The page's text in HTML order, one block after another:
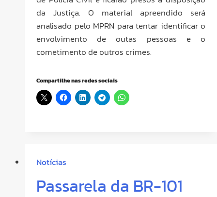
da Justiça. O material apreendido será
analisado pelo MPRN para tentar identificar o
envolvimento de outas pessoas e o
cometimento de outros crimes.
Compartilhe nas redes sociais
Notícias
Passarela da BR-101